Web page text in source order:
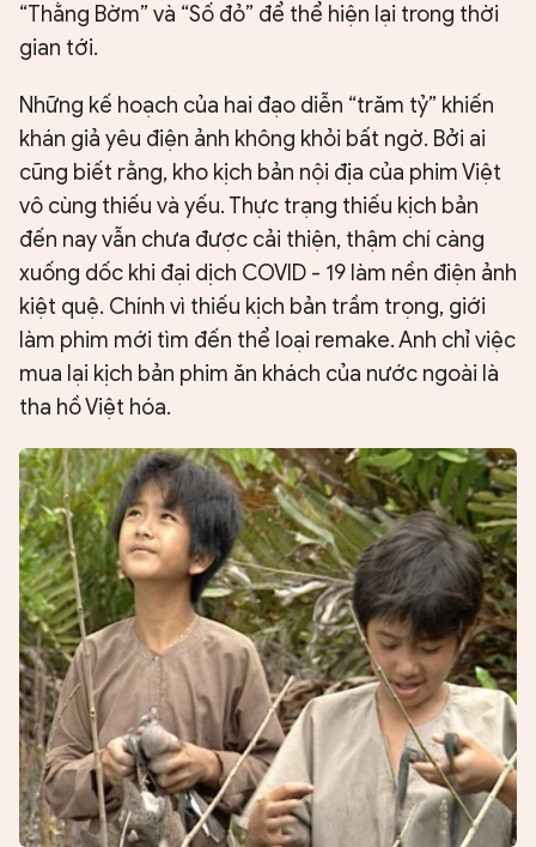
“Thằng Bờm” và “Số đỏ” để thể hiện lại trong thời
gian tới.
Những kế hoạch của hai đạo diễn “trăm tỷ” khiến
khán giả yêu điện ảnh không khỏi bất ngờ. Bởi ai
cũng biết rằng, kho kịch bản nội địa của phim Việt
vô cùng thiếu và yếu. Thực trạng thiếu kịch bản
đến nay vẫn chưa được cải thiện, thậm chí càng
xuống dốc khi đại dịch COVID - 19 làm nền điện ảnh
kiệt quệ. Chính vì thiếu kịch bản trầm trọng, giới
làm phim mới tìm đến thể loại remake. Anh chỉ việc
mua lại kịch bản phim ăn khách của nước ngoài là
tha hồ Việt hóa.